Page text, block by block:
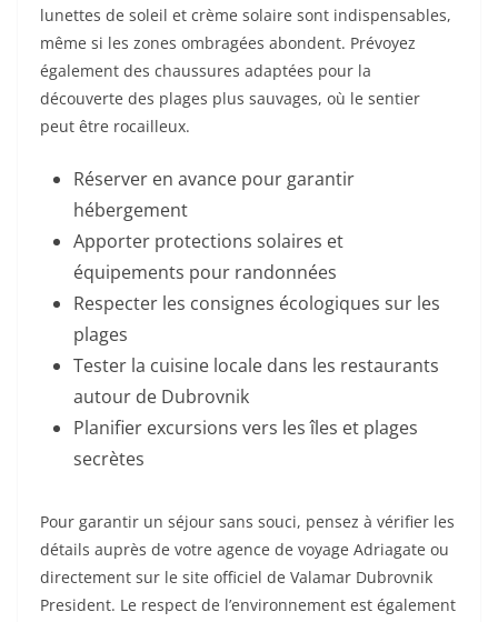
lunettes de soleil et crème solaire sont indispensables,
même si les zones ombragées abondent. Prévoyez
également des chaussures adaptées pour la
découverte des plages plus sauvages, où le sentier
peut être rocailleux.
Réserver en avance pour garantir
hébergement
Apporter protections solaires et
équipements pour randonnées
Respecter les consignes écologiques sur les
plages
Tester la cuisine locale dans les restaurants
autour de Dubrovnik
Planifier excursions vers les îles et plages
secrètes
Pour garantir un séjour sans souci, pensez à vérifier les
détails auprès de votre agence de voyage Adriagate ou
directement sur le site officiel de Valamar Dubrovnik
President. Le respect de l’environnement est également